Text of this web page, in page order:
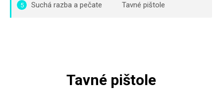
5 Suchá razba a pečate Tavné pištole
Tavné pištole